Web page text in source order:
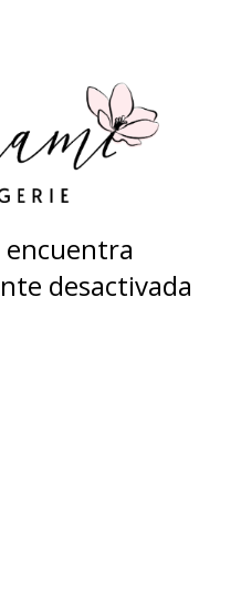
encuentra
desactivada